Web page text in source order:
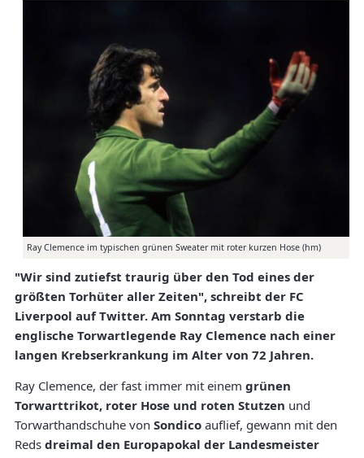
Ray Clemence im typischen grünen Sweater mit roter kurzen Hose (hm)
"Wir sind zutiefst traurig über den Tod eines der
größten Torhüter aller Zeiten", schreibt der FC
Liverpool auf Twitter. Am Sonntag verstarb die
englische Torwartlegende Ray Clemence nach einer
langen Krebserkrankung im Alter von 72 Jahren.
Ray Clemence, der fast immer mit einem grünen
Torwarttrikot, roter Hose und roten Stutzen und
Torwarthandschuhe von Sondico auflief, gewann mit den
Reds dreimal den Europapokal der Landesmeister